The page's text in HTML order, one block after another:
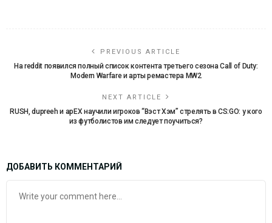
PREVIOUS ARTICLE
На reddit появился полный список контента третьего сезона Call of Duty:
Modern Warfare и арты ремастера MW2
NEXT ARTICLE
RUSH, dupreeh и apEX научили игроков “Вэст Хэм” стрелять в CS:GO: у кого
из футболистов им следует поучиться?
ДОБАВИТЬ КОММЕНТАРИЙ